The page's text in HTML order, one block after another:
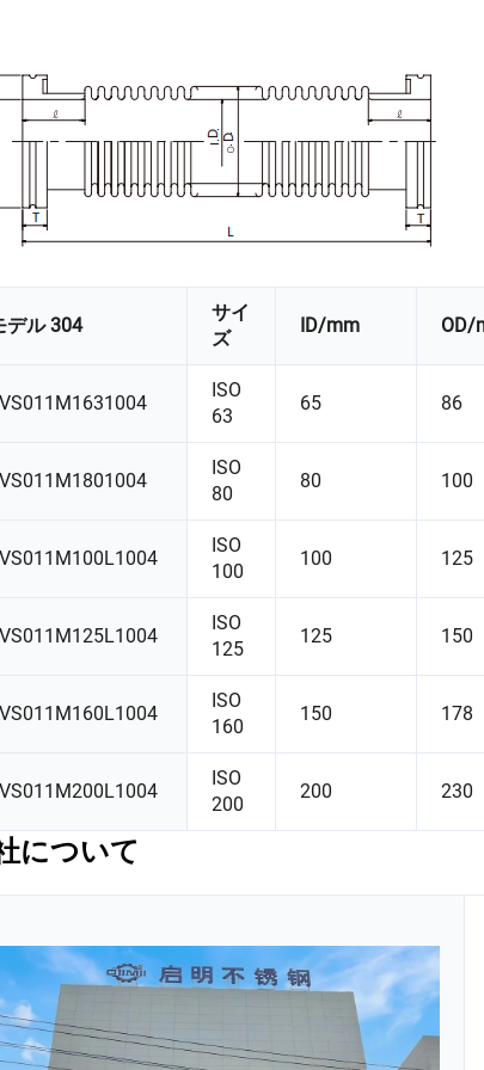
デル 304
サイ
ズ
ID/mm OD/
ISO
63
65 86
ISO
80
80 100
ISO
100
100 125
ISO
125
125 150
ISO
160
150 178
ISO
200
200 230
について